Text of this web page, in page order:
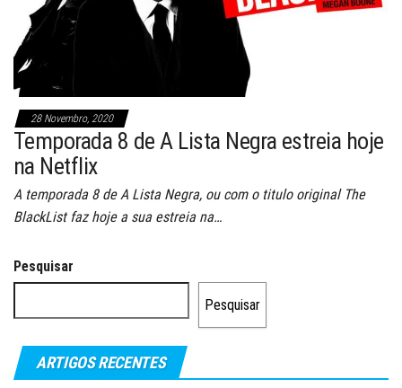
28 Novembro, 2020
Temporada 8 de A Lista Negra estreia hoje
na Netflix
A temporada 8 de A Lista Negra, ou com o titulo original The
BlackList faz hoje a sua estreia na…
Pesquisar
Pesquisar
ARTIGOS RECENTES